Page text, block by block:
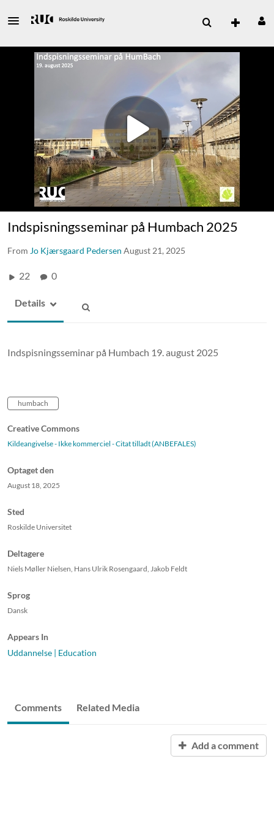
Indspisningsseminar på Humbach 2025
From Jo Kjærsgaard Pedersen August 21, 2025
22 0
Details
Indspisningsseminar på Humbach 19. august 2025
humbach
Creative Commons
Kildeangivelse - Ikke kommerciel - Citat tilladt (ANBEFALES)
Optaget den
August 18, 2025
Sted
Roskilde Universitet
Deltagere
Niels Møller Nielsen, Hans Ulrik Rosengaard, Jakob Feldt
Sprog
Dansk
Appears In
Uddannelse | Education
Comments Related Media
Add a comment